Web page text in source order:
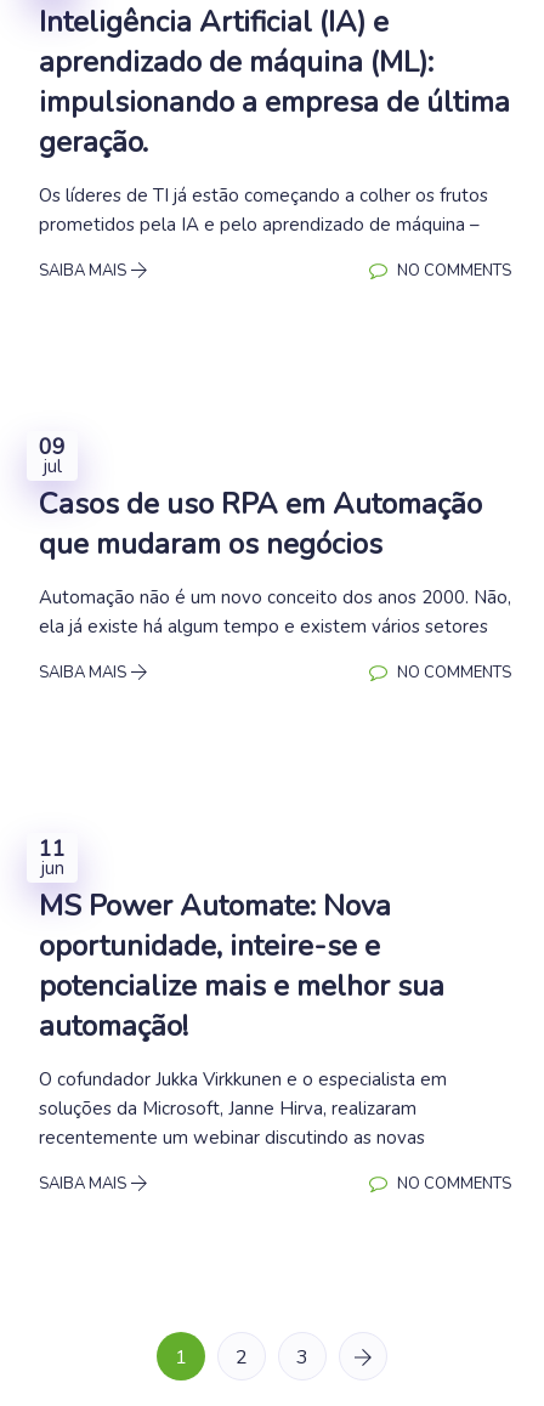
Inteligência Artificial (IA) e
aprendizado de máquina (ML):
impulsionando a empresa de última
geração.
Os líderes de TI já estão começando a colher os frutos
prometidos pela IA e pelo aprendizado de máquina –
SAIBA MAIS NO COMMENTS
09
jul
Casos de uso RPA em Automação
que mudaram os negócios
Automação não é um novo conceito dos anos 2000. Não,
ela já existe há algum tempo e existem vários setores
SAIBA MAIS NO COMMENTS
11
jun
MS Power Automate: Nova
oportunidade, inteire-se e
potencialize mais e melhor sua
automação!
O cofundador Jukka Virkkunen e o especialista em
soluções da Microsoft, Janne Hirva, realizaram
recentemente um webinar discutindo as novas
SAIBA MAIS NO COMMENTS
1 2 3